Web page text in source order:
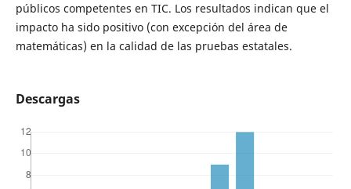
públicos competentes en TIC. Los resultados indican que el
impacto ha sido positivo (con excepción del área de
matemáticas) en la calidad de las pruebas estatales.
Descargas